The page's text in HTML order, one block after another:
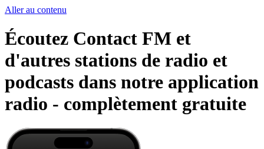
Aller au contenu
Écoutez Contact FM et
d'autres stations de radio et
podcasts dans notre application
radio - complètement gratuite